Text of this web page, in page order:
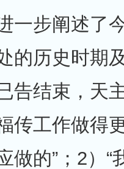
一步阐述了
的历史时期
告结束，天
传工作做得
做的”；2）